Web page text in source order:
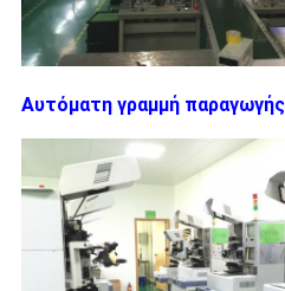
Αυτόματη γραμμή